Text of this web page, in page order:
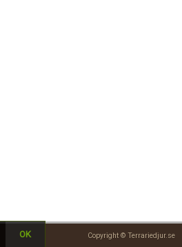
Copyright © Terrariedjur.se
OK